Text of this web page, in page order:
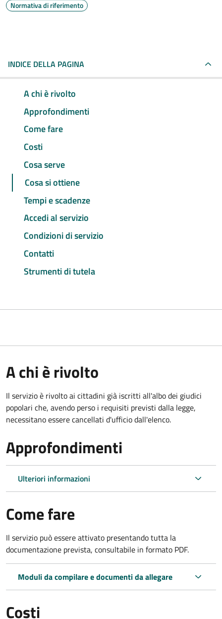
Normativa di riferimento
INDICE DELLA PAGINA
A chi è rivolto
Approfondimenti
Come fare
Costi
Cosa serve
Cosa si ottiene
Tempi e scadenze
Accedi al servizio
Condizioni di servizio
Contatti
Strumenti di tutela
A chi è rivolto
Il servizio è rivolto ai cittadini già iscritti all'albo dei giudici
popolari che, avendo perso i requisiti previsti dalla legge,
necessitano essere cancellati d'ufficio dall'elenco.
Approfondimenti
Ulteriori informazioni
Come fare
Il servizio può essere attivato presentando tutta la
documentazione prevista, consultabile in formato PDF.
Moduli da compilare e documenti da allegare
Costi